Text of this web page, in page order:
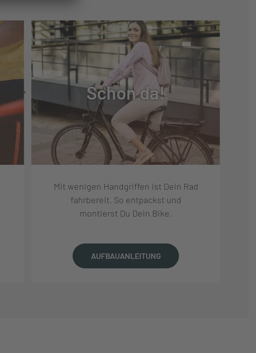
Schon da!
Mit wenigen Handgriffen ist Dein Rad
fahrbereit. So entpackst und
montierst Du Dein Bike.
AUFBAUANLEITUNG